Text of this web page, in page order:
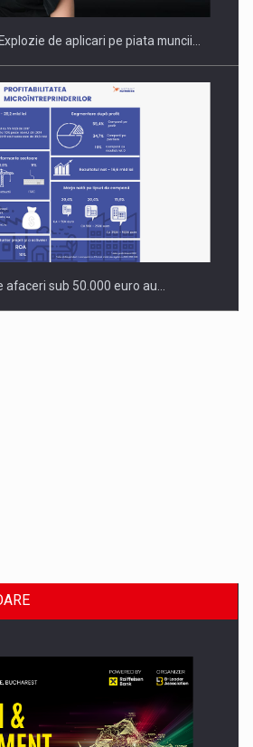
de aplicari pe piata muncii…
afaceri sub 50.000 euro au…